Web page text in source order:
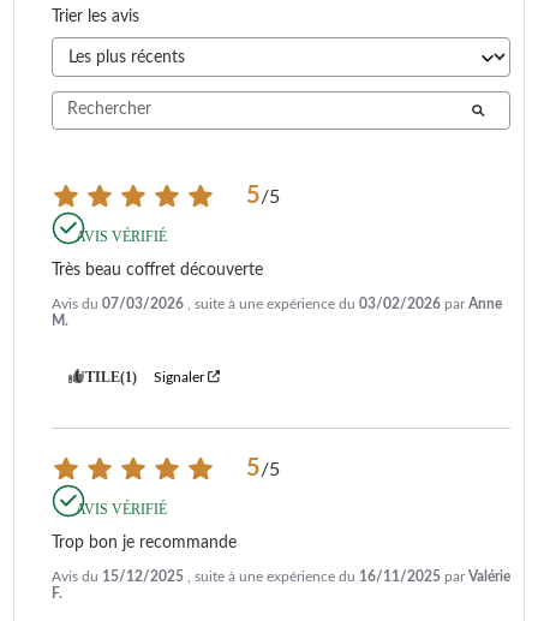
Trier les avis
5/5
AVIS VÉRIFIÉ
Très beau coffret découverte
Avis du 07/03/2026 , suite à une expérience du 03/02/2026 parAnne
M.
UTILE(1) Signaler
5/5
AVIS VÉRIFIÉ
Trop bon je recommande
Avis du 15/12/2025 , suite à une expérience du 16/11/2025 parValérie
F.